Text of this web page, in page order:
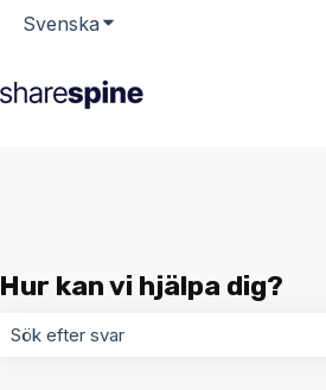
Svenska Visa undermenyer för
Hur kan vi hjälpa dig?